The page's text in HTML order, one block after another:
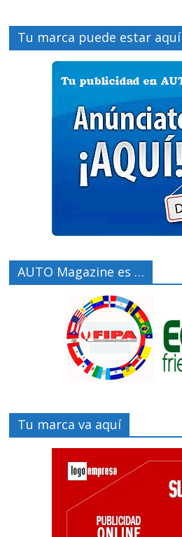
Tu marca puede estar aquí
AUTO Magazine es …
Tu marca va aquí